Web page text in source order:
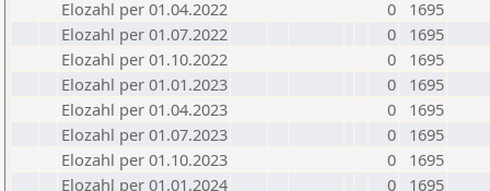
Elozahl per 01.04.2022
0
1695
Elozahl per 01.07.2022
0
1695
Elozahl per 01.10.2022
0
1695
Elozahl per 01.01.2023
0
1695
Elozahl per 01.04.2023
0
1695
Elozahl per 01.07.2023
0
1695
Elozahl per 01.10.2023
0
1695
Elozahl per 01.01.2024
0
1695